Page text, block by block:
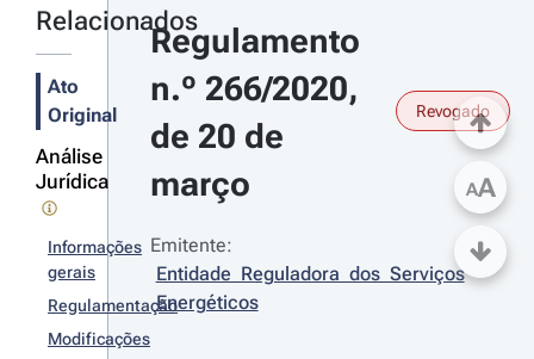
Relacionados
Ato
Original
Análise
Jurídica
Informações
gerais
Regulamentação
Modificações
Regulamento
n.º 266/2020,
de 20 de
março
Revogado
Emitente:
Entidade Reguladora dos Serviços
Energéticos
AA